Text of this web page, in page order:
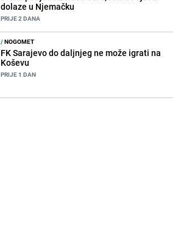
dolaze u Njemačku
PRIJE 2 DANA
/NOGOMET
FK Sarajevo do daljnjeg ne može igrati na
Koševu
PRIJE 1 DAN